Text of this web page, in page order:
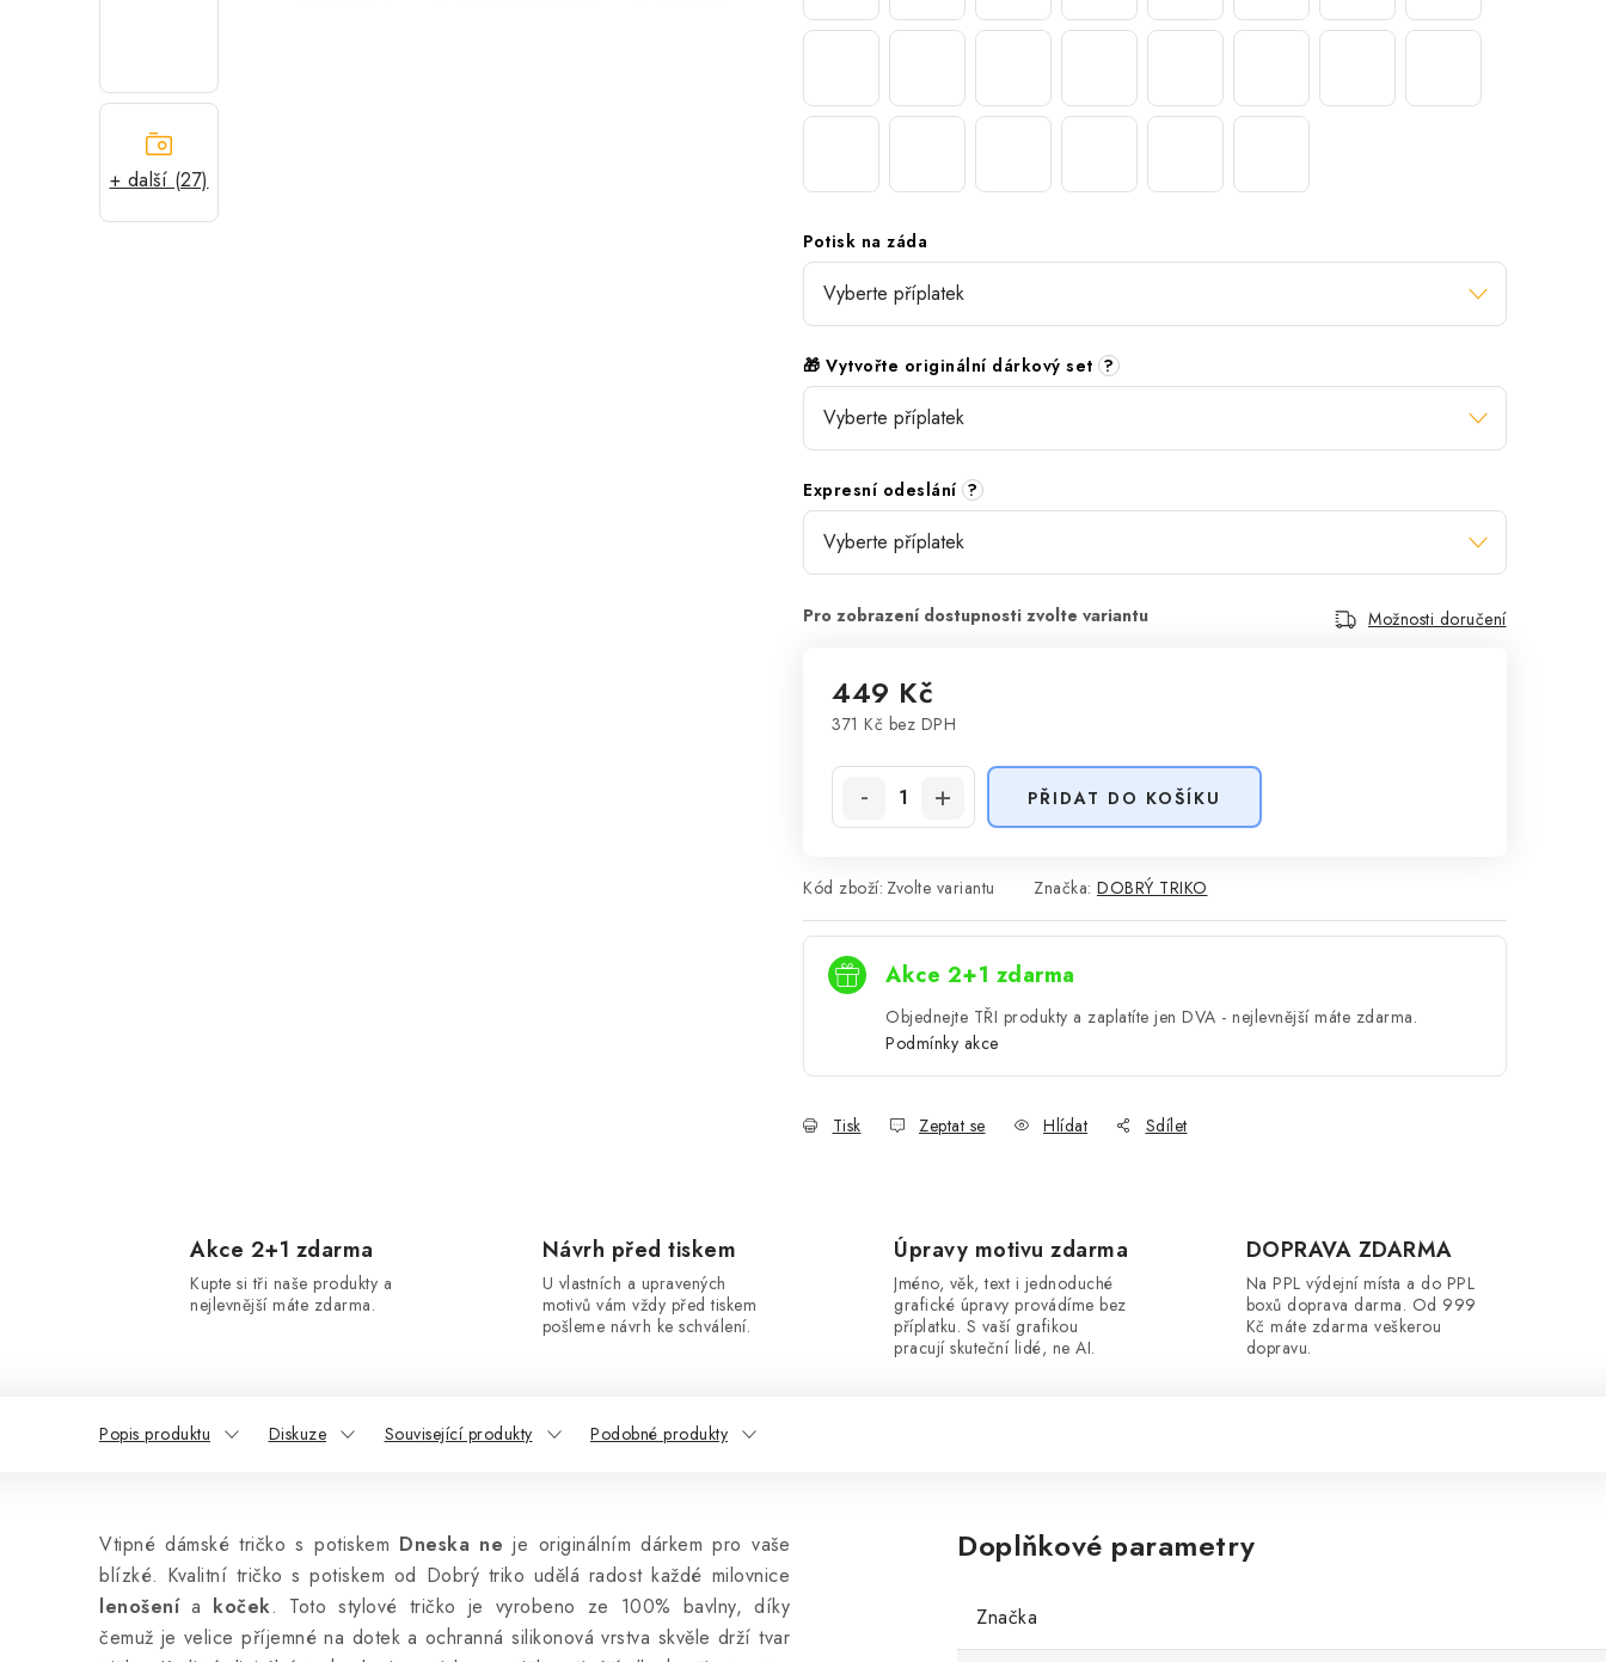
+ další (27)
Potisk na záda
🎁 Vytvořte originální dárkový set ?
Expresní odeslání ?
Možnosti doručení
449 Kč
371 Kč bez DPH
PŘIDAT DO KOŠÍKU
Kód zboží: Zvolte variantu Značka: DOBRÝ TRIKO
Akce 2+1 zdarma
Objednejte TŘI produkty a zaplatíte jen DVA - nejlevnější máte zdarma.
Podmínky akce
Tisk Zeptat se Hlídat Sdílet
Akce 2+1 zdarma
Kupte si tři naše produkty a
nejlevnější máte zdarma.
Návrh před tiskem
U vlastních a upravených
motivů vám vždy před tiskem
pošleme návrh ke schválení.
Úpravy motivu zdarma
Jméno, věk, text i jednoduché
grafické úpravy provádíme bez
příplatku. S vaší grafikou
pracují skuteční lidé, ne AI.
DOPRAVA ZDARMA
Na PPL výdejní místa a do PPL
boxů doprava darma. Od 999
Kč máte zdarma veškerou
dopravu.
Popis produktu Diskuze Související produkty Podobné produkty
Vtipné dámské tričko s potiskem Dneska ne je originálním dárkem pro vaše
blízké. Kvalitní tričko s potiskem od Dobrý triko udělá radost každé milovnice
lenošenía koček. Toto stylové tričko je vyrobeno ze 100% bavlny, díky
čemuž je velice příjemné na dotek a ochranná silikonová vrstva skvěle drží tvar
Doplňkové parametry
Značka